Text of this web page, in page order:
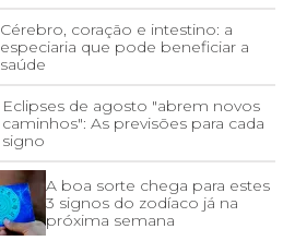
Cérebro, coração e intestino: a
especiaria que pode beneficiar a
saúde
Eclipses de agosto "abrem novos
caminhos": As previsões para cada
signo
A boa sorte chega para estes
3 signos do zodíaco já na
próxima semana